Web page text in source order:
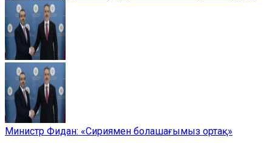
Министр Фидан: «Сириямен болашағымыз ортақ»